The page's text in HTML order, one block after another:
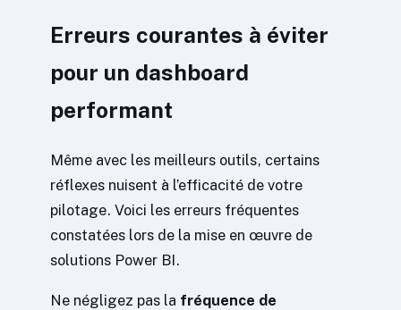
Erreurs courantes à éviter
pour un dashboard
performant
Même avec les meilleurs outils, certains
réflexes nuisent à l’efficacité de votre
pilotage. Voici les erreurs fréquentes
constatées lors de la mise en œuvre de
solutions Power BI.
Ne négligez pas la fréquence de